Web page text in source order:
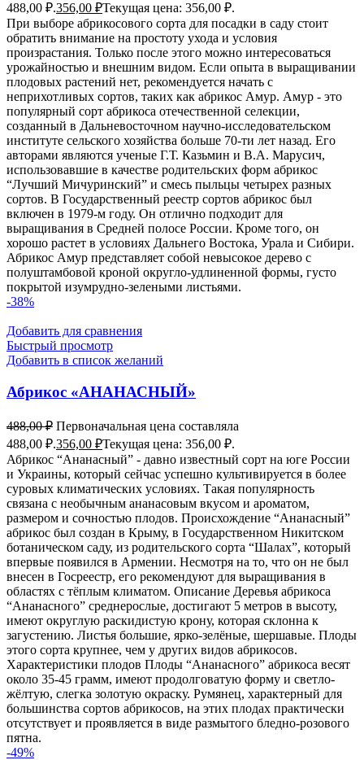
488,00 ₽.356,00 ₽Текущая цена: 356,00 ₽.
При выборе абрикосового сорта для посадки в саду стоит
обратить внимание на простоту ухода и условия
произрастания. Только после этого можно интересоваться
урожайностью и внешним видом. Если опыта в выращивании
плодовых растений нет, рекомендуется начать с
неприхотливых сортов, таких как абрикос Амур. Амур - это
популярный сорт абрикоса отечественной селекции,
созданный в Дальневосточном научно-исследовательском
институте сельского хозяйства больше 70-ти лет назад. Его
авторами являются ученые Г.Т. Казьмин и В.А. Марусич,
использовавшие в качестве родительских форм абрикос
“Лучший Мичуринский” и смесь пыльцы четырех разных
сортов. В Государственный реестр сортов абрикос был
включен в 1979-м году. Он отлично подходит для
выращивания в Средней полосе России. Кроме того, он
хорошо растет в условиях Дальнего Востока, Урала и Сибири.
Абрикос Амур представляет собой невысокое дерево с
полуштамбовой кроной округло-удлиненной формы, густо
покрытой изумрудно-зелеными листьями.
-38%
Добавить для сравнения
Быстрый просмотр
Добавить в список желаний
Абрикос «АНАНАСНЫЙ»
488,00₽ Первоначальная цена составляла
488,00 ₽.356,00 ₽Текущая цена: 356,00 ₽.
Абрикос “Ананасный” - давно известный сорт на юге России
и Украины, который сейчас успешно культивируется в более
суровых климатических условиях. Такая популярность
связана с необычным ананасовым вкусом и ароматом,
размером и сочностью плодов. Происхождение “Ананасный”
абрикос был создан в Крыму, в Государственном Никитском
ботаническом саду, из родительского сорта “Шалах”, который
впервые появился в Армении. Несмотря на то, что он не был
внесен в Госреестр, его рекомендуют для выращивания в
областях с тёплым климатом. Описание Деревья абрикоса
“Ананасного” среднерослые, достигают 5 метров в высоту,
имеют округлую раскидистую крону, которая склонна к
загустению. Листья большие, ярко-зелёные, шершавые. Плоды
этого сорта крупнее, чем у других видов абрикосов.
Характеристики плодов Плоды “Ананасного” абрикоса весят
около 35-45 грамм, имеют продолговатую форму и светло-
жёлтую, слегка золотую окраску. Румянец, характерный для
большинства сортов абрикосов, на этих плодах практически
отсутствует и проявляется в виде размытого бледно-розового
пятна.
-49%